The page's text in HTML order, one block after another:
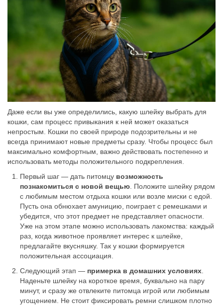
Даже если вы уже определились, какую шлейку выбрать для
кошки, сам процесс привыкания к ней может оказаться
непростым. Кошки по своей природе подозрительны и не
всегда принимают новые предметы сразу. Чтобы процесс был
максимально комфортным, важно действовать постепенно и
использовать методы положительного подкрепления.
Первый шаг — дать питомцу возможность
познакомиться с новой вещью . Положите шлейку рядом
с любимым местом отдыха кошки или возле миски с едой.
Пусть она обнюхает амуницию, поиграет с ремешками и
убедится, что этот предмет не представляет опасности.
Уже на этом этапе можно использовать лакомства: каждый
раз, когда животное проявляет интерес к шлейке,
предлагайте вкусняшку. Так у кошки формируется
положительная ассоциация.
Следующий этап — примерка в домашних условиях
Наденьте шлейку на короткое время, буквально на пару
минут, и сразу же отвлеките питомца игрой или любимым
угощением. Не стоит фиксировать ремни слишком плотно